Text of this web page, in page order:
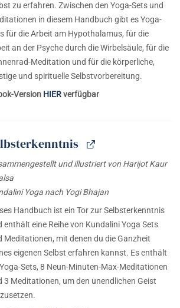
zu erfahren. Zwischen den Yoga-Sets und
in diesem Handbuch gibt es Yoga-
für die Arbeit am Hypothalamus, für die
an der Psyche durch die Wirbelsäule, für die
Meditation und für die körperliche,
und spirituelle Selbstvorbereitung.
Version HIERverfügbar
und illustriert von Harijot Kaur
Yoga nach Yogi Bhajan
Handbuch ist ein Tor zur Selbsterkenntnis
enthält eine Reihe von Kundalini Yoga Sets
Meditationen, mit denen du die Ganzheit
eigenen Selbst erfahren kannst. Es enthält
Sets, 8 Neun-Minuten-Max-Meditationen
3 Meditationen, um den unendlichen Geist